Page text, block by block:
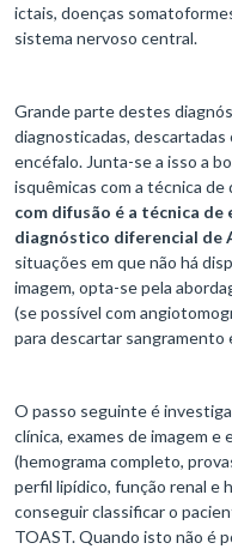
ictais, doenças
sistema nervoso central.
Grande parte destes
diagnosticadas,
encéfalo. Junta-se a isso a
isquêmicas com a técnica de
com difusão é a técnica
diagnóstico diferencial de
situações em que não há
imagem, opta-se pela
(se possível com
para descartar
O passo seguinte é
clínica, exames de imagem e
(hemograma completo,
perfil lipídico, função renal e
conseguir classificar o
TOAST. Quando isto não é